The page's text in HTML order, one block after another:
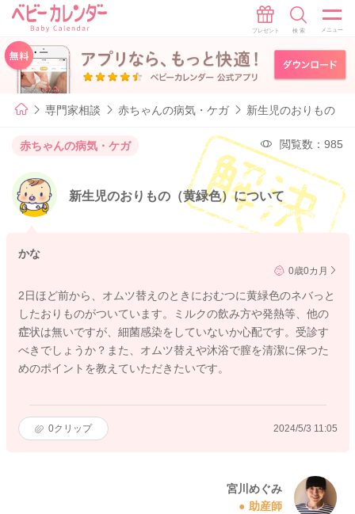
専門家相談 赤ちゃんの病気・ケガ 新生児のおりもの（
赤ちゃんの病気・ケガ 閲覧数：985
新生児のおりもの（黄緑色）について
かな
0歳0カ月
2日ほど前から、オムツ替えのときにおむつに黄緑色のネバっと
したおりものがついています。ミルクの飲み方や発熱等、他の
症状は無いですが、細菌感染をしていないか心配です。受診す
べきでしょうか？また、オムツ替えや沐浴で膣を清潔に保つた
めのポイントを教えていただきたいです。
0クリップ 2024/5/3 11:05
宮川めぐみ
助産師